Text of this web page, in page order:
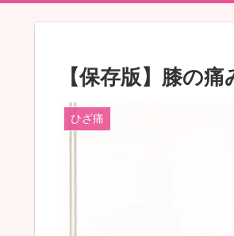
【保存版】膝の
ひざ痛